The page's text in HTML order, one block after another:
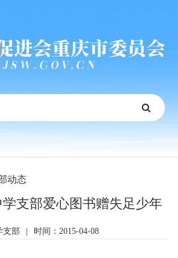
动态
支部爱心图书赠失足少年
支部 时间：2015-04-08